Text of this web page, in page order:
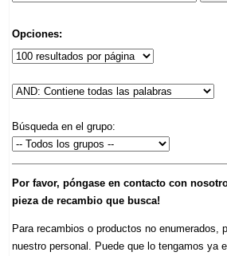
Opciones:
Búsqueda en el grupo:
Por favor, póngase en contacto con
pieza de recambio que busca!
Para recambios o productos no enumerados,
nuestro personal. Puede que lo tengamos ya